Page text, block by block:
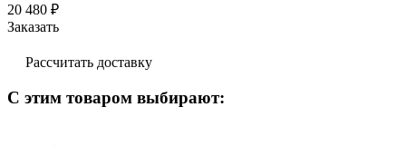
20 480 ₽
Заказать
Рассчитать доставку
С этим товаром выбирают: